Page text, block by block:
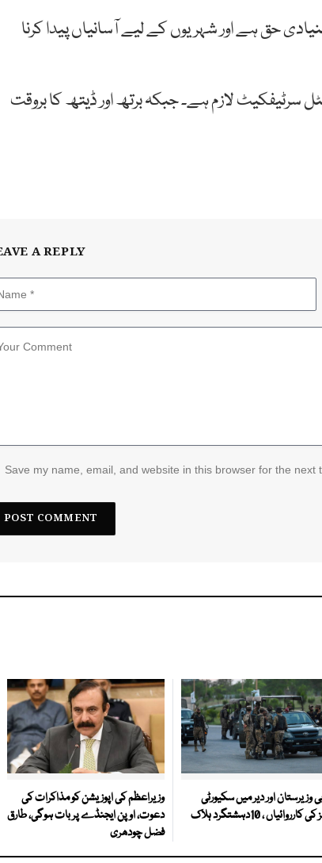
حق ہے اور شہریوں کے لیے آسانیاں پیدا کرنا
سرٹیفکیٹ لازم ہے۔ جبکہ برتھ اور ڈیتھ کا بروقت
A REPLY
Save my name, email, and website in this browser for the next
وزیرستان اور دیر میں سکیورٹی
، 10دہشتگرد ہلاک
وزیراعظم کی اپوزیشن کو مذاکرات کی
دعوت، اوپن ایجنڈے پر بات ہوگی، طارق
فضل چودھری